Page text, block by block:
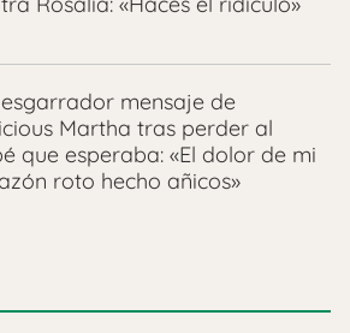
mensaje de
Martha tras perder al
que esperaba: «El dolor de mi
roto hecho añicos»